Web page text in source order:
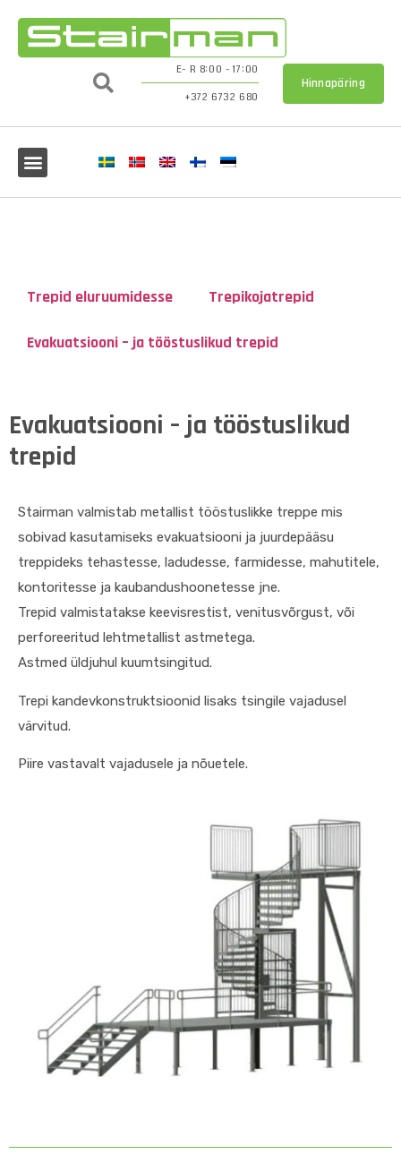
E- R 8:00 - 17:00
+372 6732 680
Hinnapäring
Trepid eluruumidesse Trepikojatrepid
Evakuatsiooni – ja tööstuslikud trepid
Evakuatsiooni – ja tööstuslikud
trepid
Stairman valmistab metallist tööstuslikke treppe mis
sobivad kasutamiseks evakuatsiooni ja juurdepääsu
treppideks tehastesse, ladudesse, farmidesse, mahutitele,
kontoritesse ja kaubandushoonetesse jne.
Trepid valmistatakse keevisrestist, venitusvõrgust, või
perforeeritud lehtmetallist astmetega.
Astmed üldjuhul kuumtsingitud.
Trepi kandevkonstruktsioonid lisaks tsingile vajadusel
värvitud.
Piire vastavalt vajadusele ja nõuetele.